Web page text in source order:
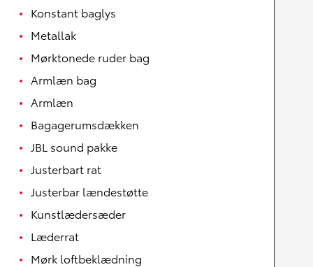
Konstant baglys
Metallak
Mørktonede ruder bag
Armlæn bag
Armlæn
Bagagerumsdækken
JBL sound pakke
Justerbart rat
Justerbar lændestøtte
Kunstlædersæder
Læderrat
Mørk loftbeklædning